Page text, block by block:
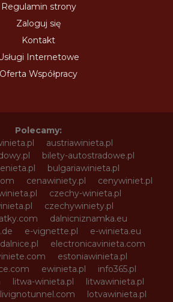
Regulamin strony
Zaloguj się
Kontakt
Internetowe
Oferta Współpracy
Polecamy:
austriawinieta.pl
bilety-autostradowe.pl
bulgariawinieta.pl
cenawiniety.pl
cenywiniet.pl
czechy-winieta.pl
czechywiniety.pl
dalnicniznamka.eu
e-vignette.pl
e-winieta.eu
electronicavinieta.com
estoniawinieta.pl
ewinieta.pl
info365.pl
litwa-winieta.pl
litwawinieta.pl
livignotunnel.com
lotvawinieta.pl